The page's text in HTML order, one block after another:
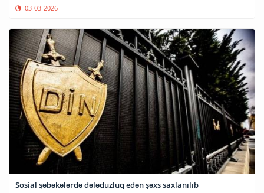
03-03-2026
Sosial şəbəkələrdə dələduzluq edən şəxs saxlanılıb